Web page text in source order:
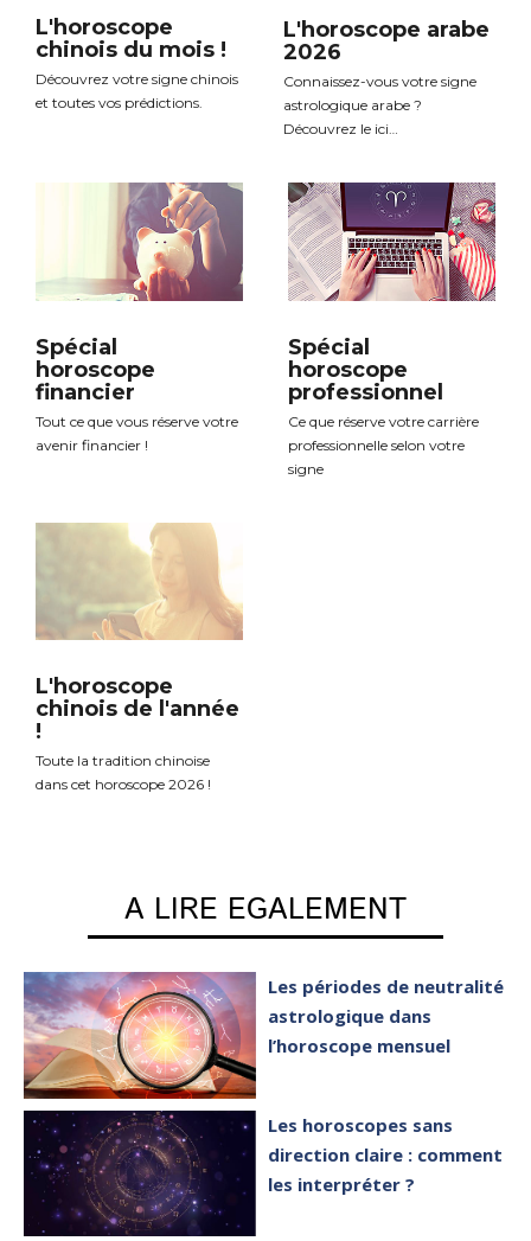
L'horoscope
chinois du mois !
Découvrez votre signe chinois
et toutes vos prédictions.
L'horoscope arabe
2026
Connaissez-vous votre signe
astrologique arabe ?
Découvrez le ici…
Spécial
horoscope
financier
Tout ce que vous réserve votre
avenir financier !
Spécial
horoscope
professionnel
Ce que réserve votre carrière
professionnelle selon votre
signe
L'horoscope
chinois de l'année
!
Toute la tradition chinoise
dans cet horoscope 2026 !
A LIRE EGALEMENT
Les périodes de neutralité
astrologique dans
l’horoscope mensuel
Les horoscopes sans
direction claire : comment
les interpréter ?